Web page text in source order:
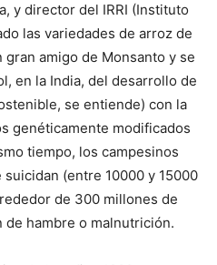
y director del IRRI (Instituto
las variedades de arroz de
amigo de Monsanto y se
en la India, del desarrollo de
se entiende) con la
genéticamente modificados
tiempo, los campesinos
(entre 10000 y 15000
de 300 millones de
de hambre o malnutrición.